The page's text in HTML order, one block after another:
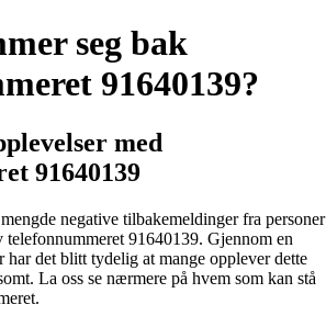
seg bak
91640139?
med
91640139
negative tilbakemeldinger fra personer
91640139. Gjennom en
har det blitt tydelig at mange opplever dette
La oss se nærmere på hvem som kan stå